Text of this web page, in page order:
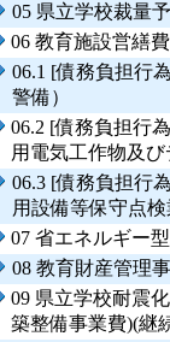
05 県立学校裁量
06 教育施設営繕費
06.1 [債務負担行
警備）
06.2 [債務負担行
用電気工作物及
06.3 [債務負担行
用設備等保守点
07 省エネルギー
08 教育財産管理
09 県立学校耐震
築整備事業費)(継